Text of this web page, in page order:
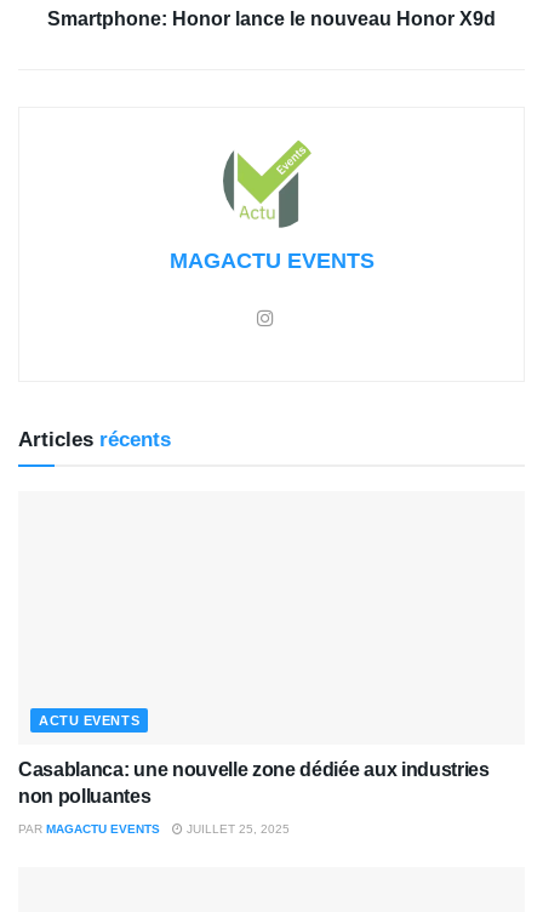
Smartphone: Honor lance le nouveau Honor X9d
MAGACTU EVENTS
Articles récents
ACTU EVENTS
Casablanca: une nouvelle zone dédiée aux industries
non polluantes
PAR MAGACTU EVENTS JUILLET 25, 2025